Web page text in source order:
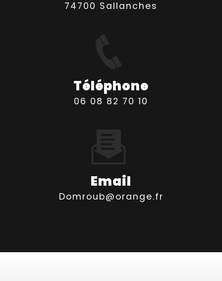
74700 Sallanches
Téléphone
06 08 82 70 10
Email
domroub@orange.fr